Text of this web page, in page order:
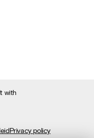
with
Privacy policy